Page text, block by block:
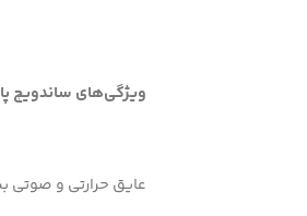
ویژگی‌های ساندویچ
عایق حرارتی و صوتی